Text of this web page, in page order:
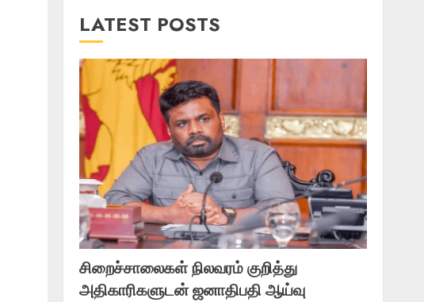
LATEST POSTS
சிறைச்சாலைகள் நிலவரம் குறித்து
அதிகாரிகளுடன் ஜனாதிபதி ஆய்வு